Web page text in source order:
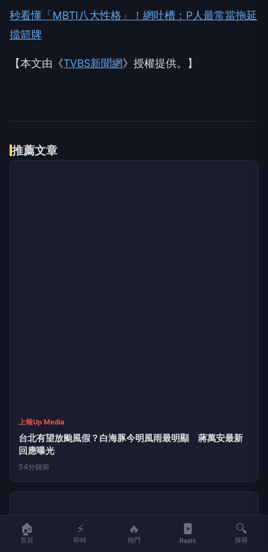
秒看懂「MBTI八大性格」！網吐槽：P人最常當拖延
擋箭牌
【本文由《TVBS新聞網》授權提供。】
推薦文章
🏠
首頁
⚡
即時
🔥
熱門 Reels
🔍
搜尋